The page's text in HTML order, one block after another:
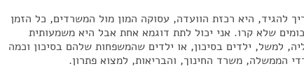
להגיד, היא רכזת הוועדה, עסוקה המון מול המשרדים, כל הזמן
שלא קרו. אני יכול לתת דוגמא אחת אבל היא משמעותית
למשל, ילדים בסיכון, או ילדים שהמשפחות שלהם בסיכון וכמה
הממשלה, משרד החינוך, והבריאות, למצוא פתרון.